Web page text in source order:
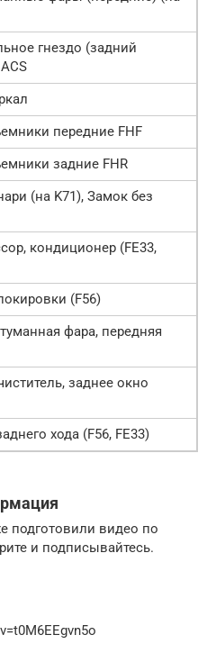
гнездо (задний
передние FHF
задние FHR
(на K71), Замок без
кондиционер (FE33,
(F56)
фара, передняя
заднее окно
хода (F56, FE33)
подготовили видео по
и подписывайтесь.